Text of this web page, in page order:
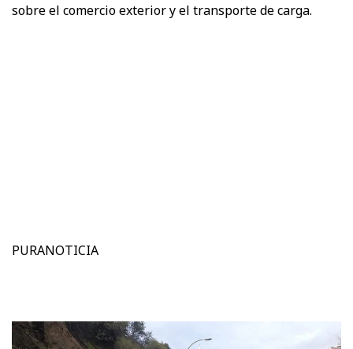
sobre el comercio exterior y el transporte de carga.
PURANOTICIA